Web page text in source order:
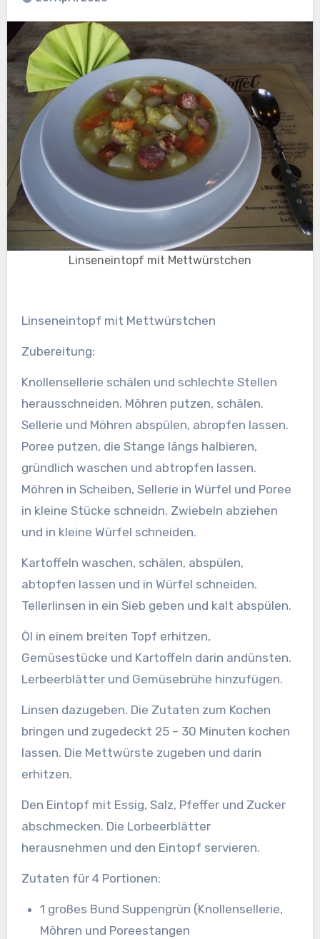
Linseneintopf mit Mettwürstchen
Linseneintopf mit Mettwürstchen
Zubereitung:
Knollensellerie schälen und schlechte Stellen
herausschneiden. Möhren putzen, schälen.
Sellerie und Möhren abspülen, abropfen lassen.
Poree putzen, die Stange längs halbieren,
gründlich waschen und abtropfen lassen.
Möhren in Scheiben, Sellerie in Würfel und Poree
in kleine Stücke schneidn. Zwiebeln abziehen
und in kleine Würfel schneiden.
Kartoffeln waschen, schälen, abspülen,
abtopfen lassen und in Würfel schneiden.
Tellerlinsen in ein Sieb geben und kalt abspülen.
Öl in einem breiten Topf erhitzen,
Gemüsestücke und Kartoffeln darin andünsten.
Lerbeerblätter und Gemüsebrühe hinzufügen.
Linsen dazugeben. Die Zutaten zum Kochen
bringen und zugedeckt 25 – 30 Minuten kochen
lassen. Die Mettwürste zugeben und darin
erhitzen.
Den Eintopf mit Essig, Salz, Pfeffer und Zucker
abschmecken. Die Lorbeerblätter
herausnehmen und den Eintopf servieren.
Zutaten für 4 Portionen:
1 großes Bund Suppengrün (Knollensellerie,
Möhren und Poreestangen